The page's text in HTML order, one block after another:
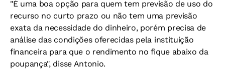
"É uma boa opção para quem tem previsão de uso do
recurso no curto prazo ou não tem uma previsão
exata da necessidade do dinheiro, porém precisa de
análise das condições oferecidas pela instituição
financeira para que o rendimento no fique abaixo da
poupança", disse Antonio.